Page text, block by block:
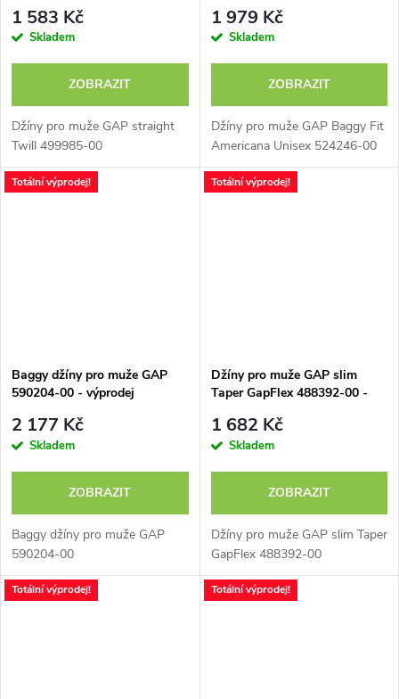
1 583 Kč
Skladem
ZOBRAZIT
Džíny pro muže GAP straight
Twill 499985-00
1 979 Kč
Skladem
ZOBRAZIT
Džíny pro muže GAP Baggy Fit
Americana Unisex 524246-00
Totální výprodej!
Baggy džíny pro muže GAP
590204-00 - výprodej
2 177 Kč
Skladem
ZOBRAZIT
Baggy džíny pro muže GAP
590204-00
Totální výprodej!
Džíny pro muže GAP slim
Taper GapFlex 488392-00 -
1 682 Kč
Skladem
ZOBRAZIT
Džíny pro muže GAP slim Taper
GapFlex 488392-00
Totální výprodej! Totální výprodej!